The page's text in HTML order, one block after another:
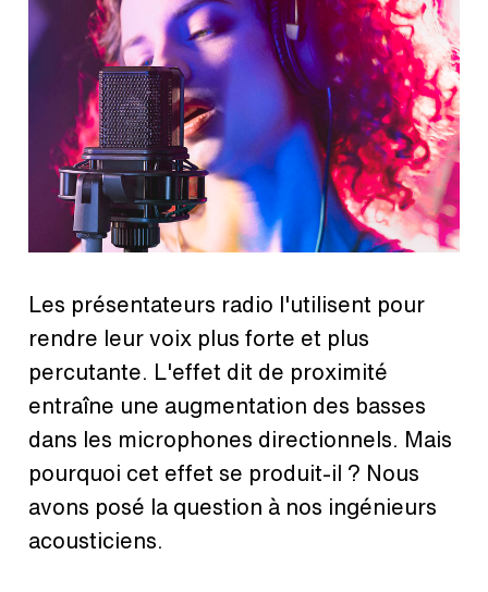
Les présentateurs radio l'utilisent pour
rendre leur voix plus forte et plus
percutante. L'effet dit de proximité
entraîne une augmentation des basses
dans les microphones directionnels. Mais
pourquoi cet effet se produit-il ? Nous
avons posé la question à nos ingénieurs
acousticiens.